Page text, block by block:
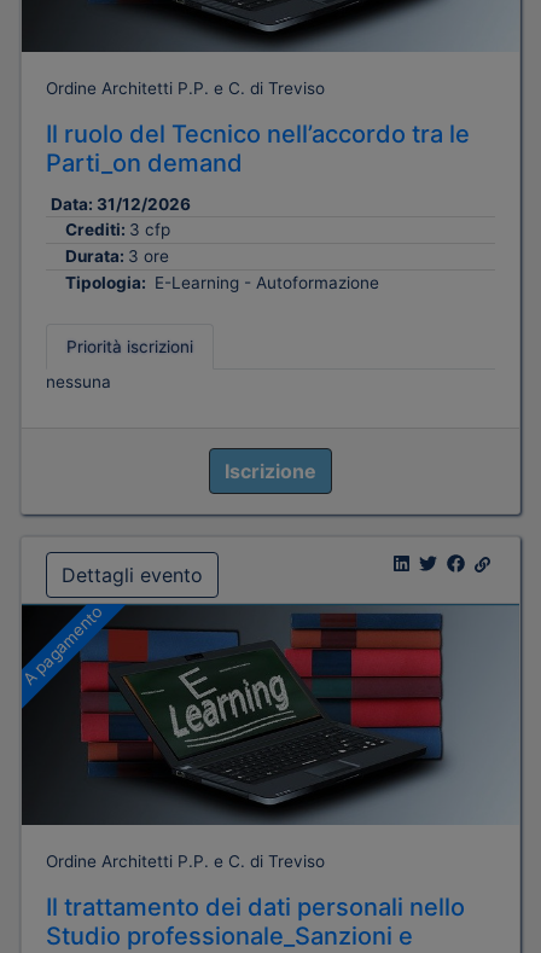
Ordine Architetti P.P. e C. di Treviso
Il ruolo del Tecnico nell’accordo tra le
Parti_on demand
Data: 31/12/2026
Crediti: 3 cfp
Durata: 3 ore
Tipologia: E-Learning - Autoformazione
Priorità iscrizioni
nessuna
Iscrizione
Dettagli evento
A pagamento
Ordine Architetti P.P. e C. di Treviso
Il trattamento dei dati personali nello
Studio professionale_Sanzioni e